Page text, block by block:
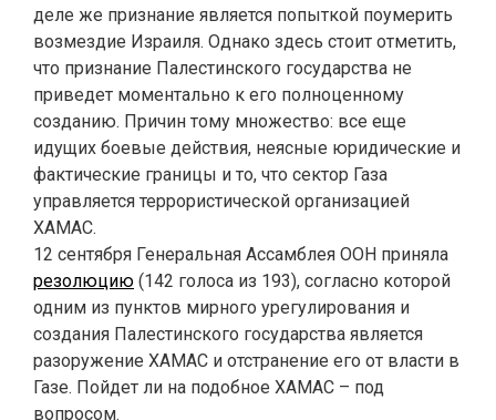
деле же признание является попыткой поумерить
возмездие Израиля. Однако здесь стоит отметить,
что признание Палестинского государства не
приведет моментально к его полноценному
созданию. Причин тому множество: все еще
идущих боевые действия, неясные юридические и
фактические границы и то, что сектор Газа
управляется террористической организацией
ХАМАС.
12 сентября Генеральная Ассамблея ООН приняла
резолюцию (142 голоса из 193), согласно которой
одним из пунктов мирного урегулирования и
создания Палестинского государства является
разоружение ХАМАС и отстранение его от власти в
Газе. Пойдет ли на подобное ХАМАС – под
вопросом.